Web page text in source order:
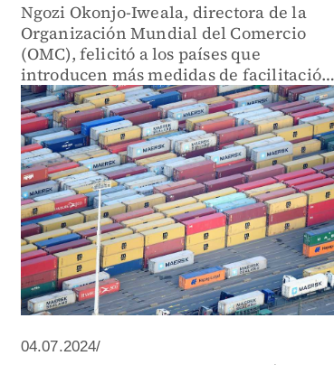
Ngozi Okonjo-Iweala, directora de la
Organización Mundial del Comercio
(OMC), felicitó a los países que
introducen más medidas de facilitación
que de restricción al comercio.
04.07.2024/